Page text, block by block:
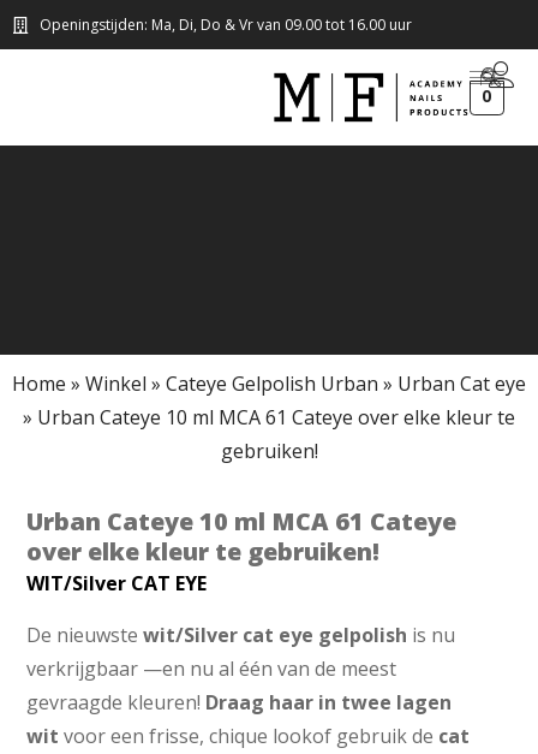
Openingstijden: Ma, Di, Do & Vr van 09.00 tot 16.00 uur
0
Home » Winkel » Cateye Gelpolish Urban » Urban Cat eye
» Urban Cateye 10 ml MCA 61 Cateye over elke kleur te
gebruiken!
Urban Cateye 10 ml MCA 61 Cateye
over elke kleur te gebruiken!
WIT/Silver CAT EYE
De nieuwstewit/Silver cat eye gelpolish is nu
verkrijgbaar —en nu al één van de meest
gevraagde kleuren! Draag haar in twee lagen
wit voor een frisse, chique lookof gebruik de cat